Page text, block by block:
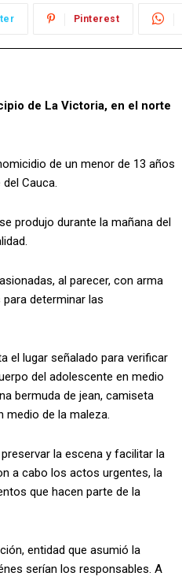
Pinterest
de La Victoria, en el norte
de un menor de 13 años
Cauca.
produjo durante la mañana del
al parecer, con arma
determinar las
el lugar señalado para verificar
del adolescente en medio
bermuda de jean, camiseta
medio de la maleza.
la escena y facilitar la
a cabo los actos urgentes, la
que hacen parte de la
entidad que asumió la
serían los responsables. A